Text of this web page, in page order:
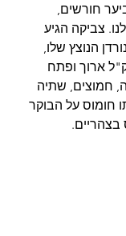
חורשים,
צביקה הגיע
הנוצץ שלו,
ארוך ופתח
חמוצים, שתיה
חומוס על הבוקר
בצהריים.